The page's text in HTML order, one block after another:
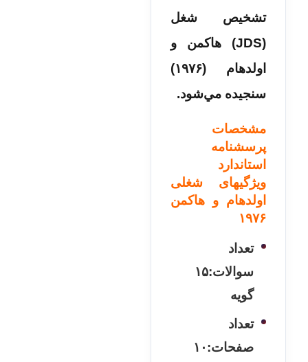
تشخيص شغل
(JDS) هاكمن و
اولدهام (۱۹۷۶)
سنجيده مي‌شود.
مشخصات
پرسشنامه
استاندارد
ویژگیهای شغلی
اولدهام و هاكمن
۱۹۷۶
تعداد
سوالات:۱۵
گویه
تعداد
صفحات:۱۰